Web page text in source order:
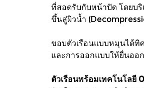
ที่สอดรับกับหน้าปัด โดยบริ
ขึ้นสู่ผิวน้ำ
ขอบตัวเรือนแบบหมุนได้ทิ
และการออกแบบให้ยื่นออ
ตัวเรือนพร้อมเทคโนโลยี